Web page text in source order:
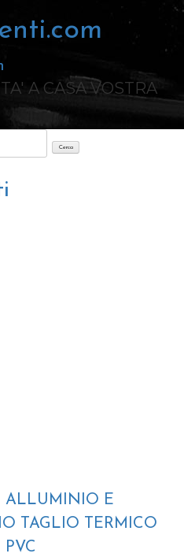
A CASA VOSTRA
ALLUMINIO E
TAGLIO TERMICO